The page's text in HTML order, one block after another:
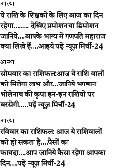
आस्था
ये राशि के शिक्षकों के लिए आज का दिन
रहेगा….…. देखिए प्रमोशन या डिमोशन
जानिये….आपके भाग्य में गणपति महाराज
क्या लिखे हैं….आइये पढ़ें न्यूज़ मिर्ची-24
आस्था
सोमवार का राशिफल:आज ये राशि वालों
को मिलेगा लाभ और…जानिये भगवान
भोलेनाथ की कृपा इन-इन राशियों पर
बरसेगी…..पढ़ें न्यूज़ मिर्ची-24
आस्था
रविवार का राशिफल: आज ये राशिवालों
को हो सकता है….पैसों का
फायदा….आप जानिये कैसा रहेगा आपका
दिन….पढ़ें न्यूज़ मिर्ची-24